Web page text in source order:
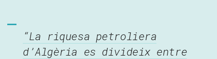
“La riquesa petroliera
d’Algèria es divideix entre